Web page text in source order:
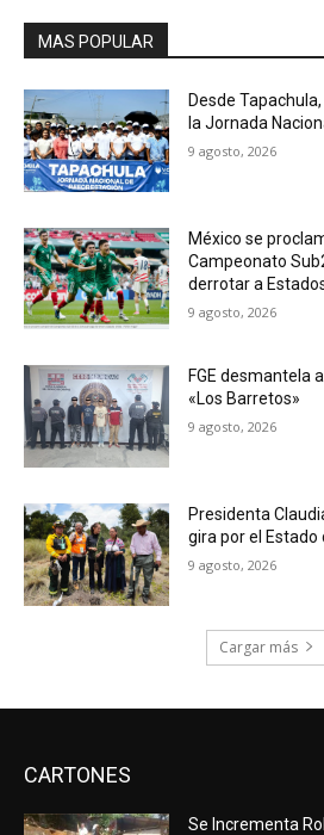
MAS POPULAR
Desde
la Jornada
9 agosto, 2026
México se
Campeonato
derrotar a
9 agosto, 2026
FGE desmantela
«Los Barretos»
9 agosto, 2026
Presidenta
gira por el Estado
9 agosto, 2026
Cargar más
CARTONES
Se Incrementa